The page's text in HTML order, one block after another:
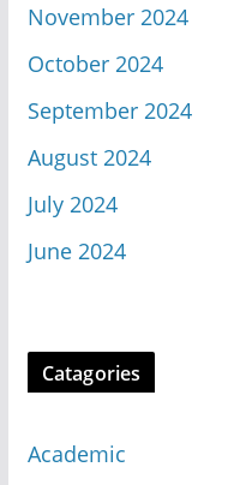
November 2024
October 2024
September 2024
August 2024
July 2024
June 2024
Catagories
Academic